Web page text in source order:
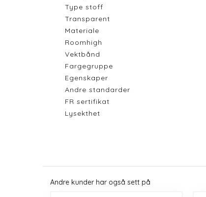
Type stoff
Transparent
Materiale
Roomhigh
Vektbånd
Fargegruppe
Egenskaper
Andre standarder
FR sertifikat
Lysekthet
Andre kunder har også sett på